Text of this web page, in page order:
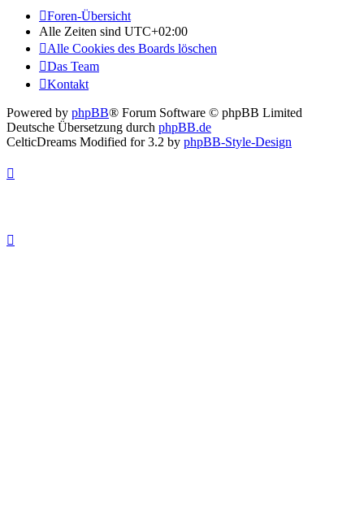
Foren-Übersicht
Alle Zeiten sind UTC+02:00
Alle Cookies des Boards löschen
Das Team
Kontakt
Powered by phpBB® Forum Software © phpBB Limited
Deutsche Übersetzung durch phpBB.de
CelticDreams Modified for 3.2 by phpBB-Style-Design